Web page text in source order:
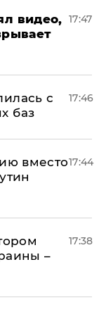
видео, 17:47
с
баз
17:46
вместо17:44
–
17:38